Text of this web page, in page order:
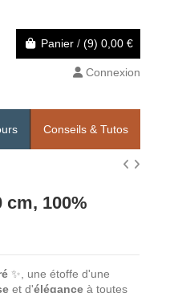
Panier / (9) 0,00 €
Connexion
Conseils & Tutos
cm, 100%
✨, une étoffe d'une
et d'éléganceà toutes